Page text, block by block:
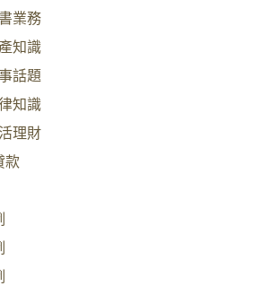
業務
知識
話題
知識
理財
款